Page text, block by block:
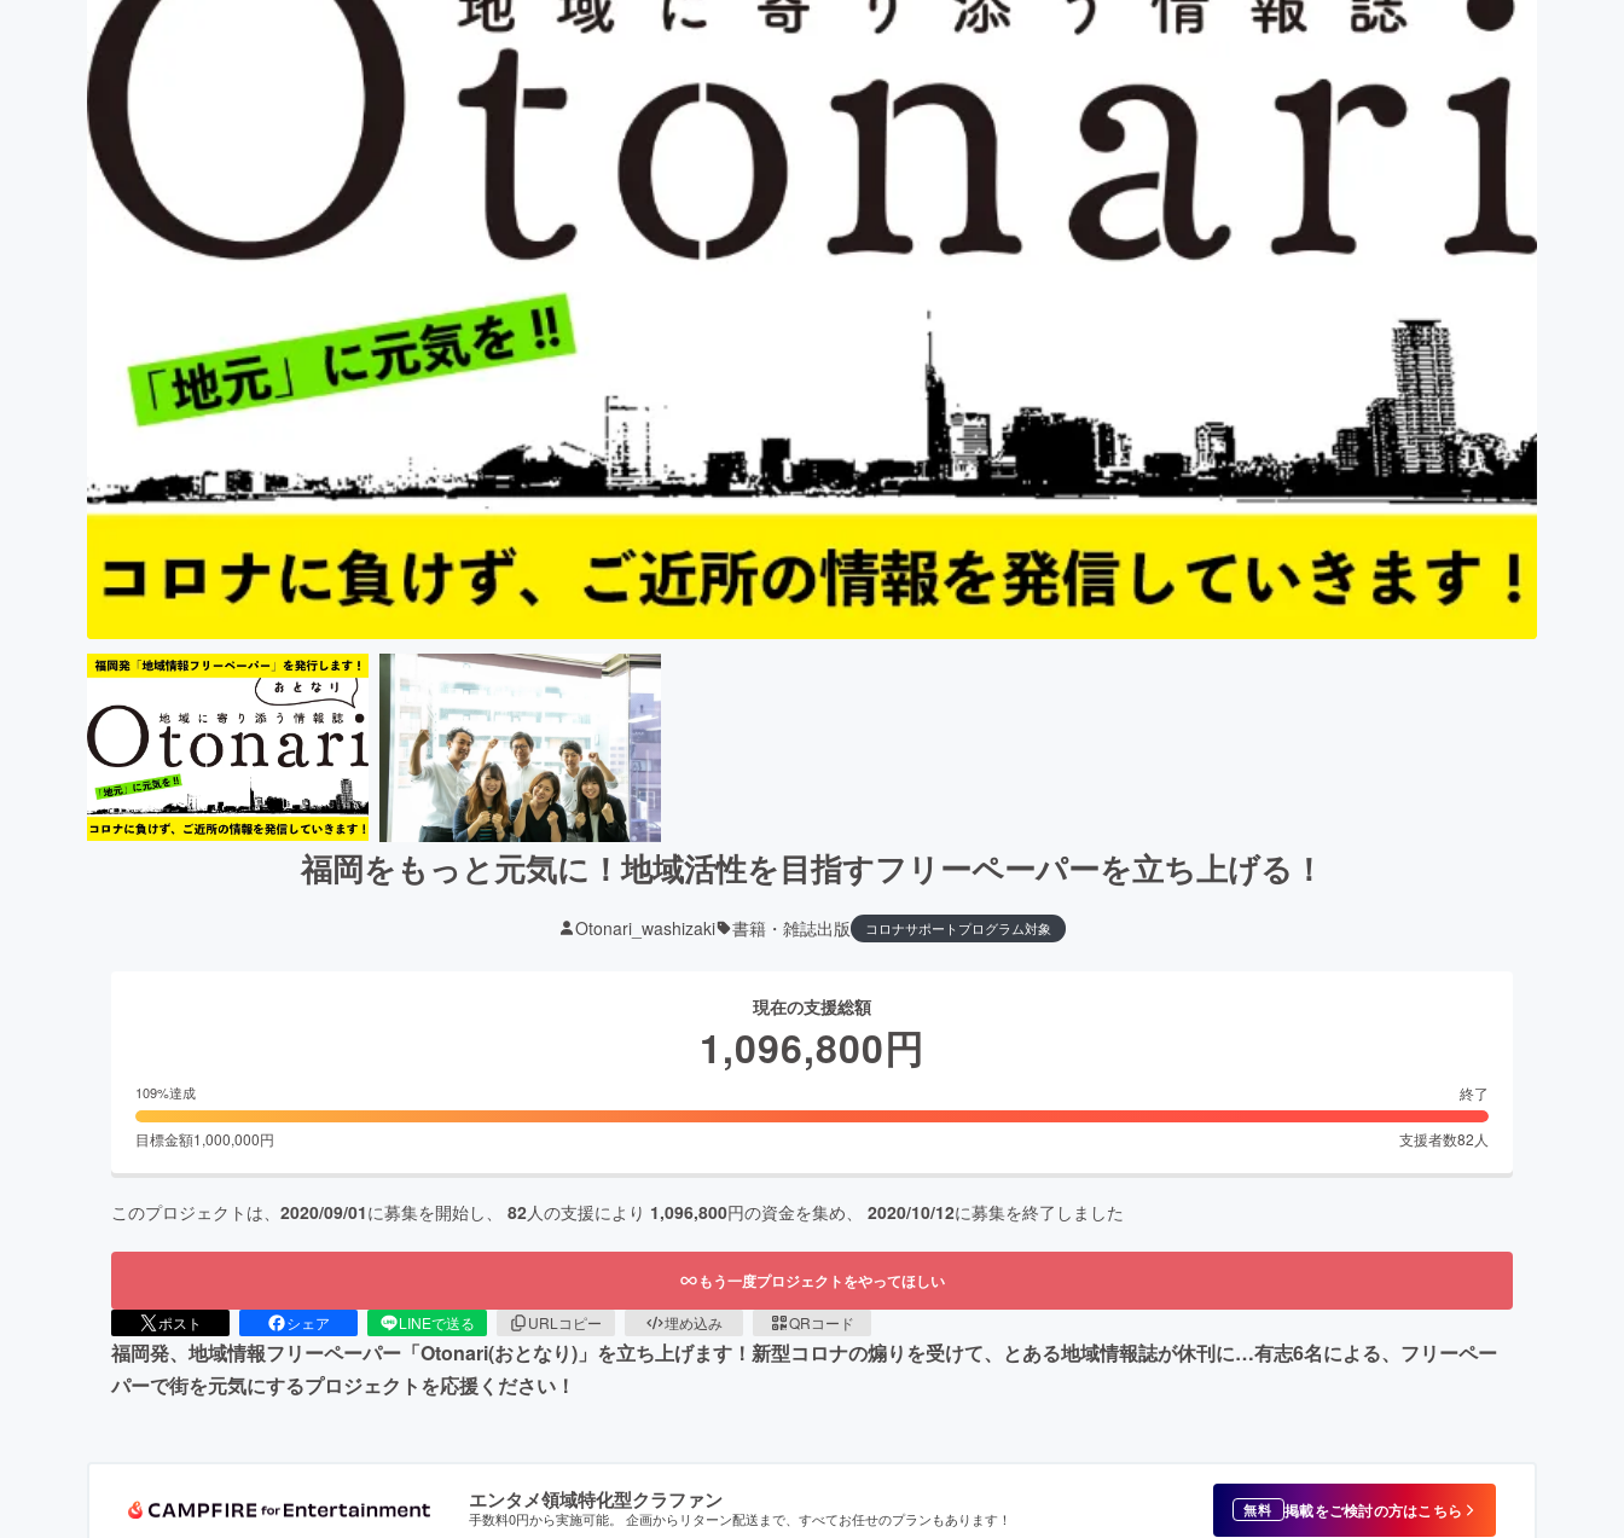
福岡をもっと元気に！地域活性を目指すフリーペーパーを立ち上げる！
Otonari_washizaki 書籍・雑誌出版 コロナサポートプログラム対象
現在の支援総額
1,096,800円
109%達成 終了
目標金額1,000,000円 支援者数82 人
このプロジェクトは、 2020/09/01に募集を開始し、 82人の支援により 1,096,800円の資金を集め、 2020/10/12に募集を終了しました
もう一度プロジェクトをやってほしい
ポスト シェア LINEで送る URLコピー 埋め込み QRコード
福岡発、地域情報フリーペーパー「Otonari(おとなり)」を立ち上げます！新型コロナの煽りを受けて、とある地域情報誌が休刊に…有志6名による、フリーペー
パーで街を元気にするプロジェクトを応援ください！
エンタメ領域特化型クラファン
手数料0円から実施可能。 企画からリターン配送まで、すべてお任せのプランもあります！ 無料 掲載をご検討の方はこちら